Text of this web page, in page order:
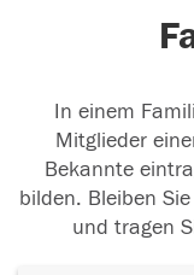
In einem
Mitglieder
Bekannte
bilden. Bleiben
und tragen